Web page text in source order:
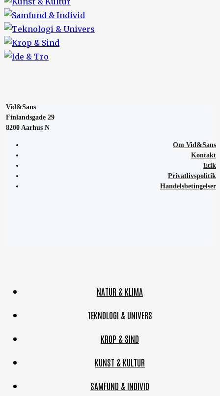
Vid&Sans
Finlandsgade 29
8200 Aarhus N
Om Vid&Sans
Kontakt
Etik
Privatlivspolitik
Handelsbetingelser
NATUR & KLIMA
TEKNOLOGI & UNIVERS
KROP & SIND
KUNST & KULTUR
SAMFUND & INDIVID